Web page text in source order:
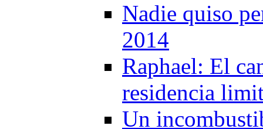
Nadie quiso
2014
Raphael: El
residencia
Un